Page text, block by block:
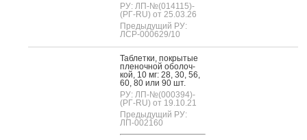
РУ: ЛП-№(014115)-
(РГ-RU) от 25.03.26
Предыдущий РУ:
ЛСР-000629/10
Таб­летки, пок­ры­тые
пле­ноч­ной обо­лоч­
кой, 10 мг: 28, 30, 56,
60, 80 или 90 шт.
РУ: ЛП-№(000394)-
(РГ-RU) от 19.10.21
Предыдущий РУ:
ЛП-002160